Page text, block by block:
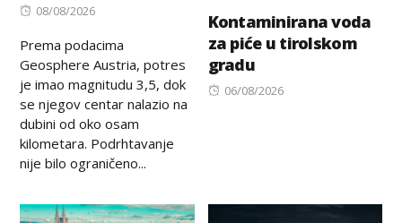
Posted
08/08/2026
Prema podacima
Geosphere Austria, potres
je imao magnitudu 3,5, dok
se njegov centar nalazio na
dubini od oko osam
kilometara. Podrhtavanje
nije bilo ograničeno...
Kontaminirana voda
za piće u tirolskom
gradu
Posted
06/08/2026